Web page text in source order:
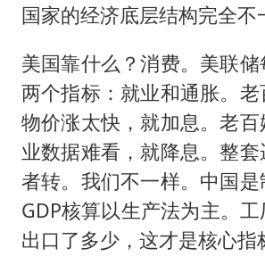
国家的经济底层结构完全不
美国靠什么？消费。美联
两个指标：就业和通胀。老
物价涨太快，就加息。老
业数据难看，就降息。整
者转。我们不一样。中国是
GDP核算以生产法为主。工
出口了多少，这才是核心指